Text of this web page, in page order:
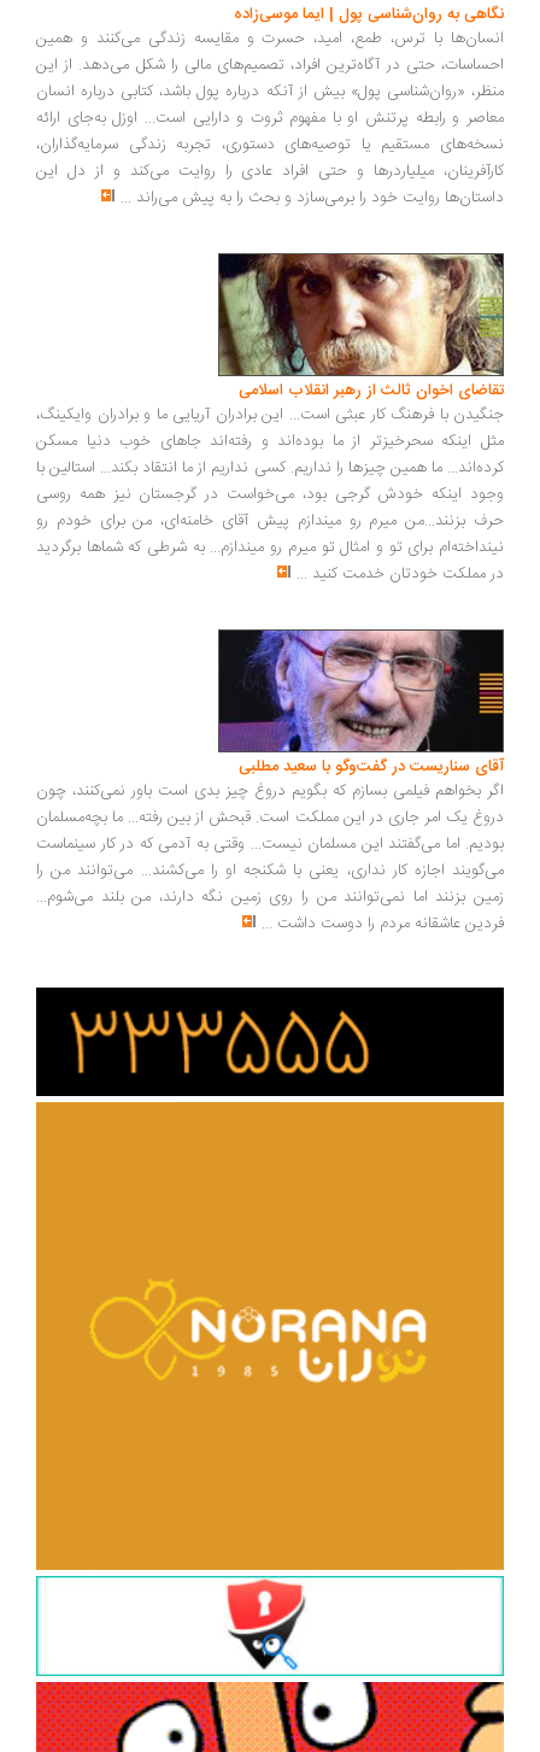
به روان‌شناسی پول | ایما موسی‌زاده
با ترس، طمع، امید، حسرت و مقایسه زندگی می‌کنند و همین
حتی در آگاه‌ترین افراد، تصمیم‌های مالی را شکل می‌دهد. از این
«روان‌شناسی پول» بیش از آنکه درباره پول باشد، کتابی درباره انسان
و رابطه پرتنش او با مفهوم ثروت و دارایی است... اوزل به‌جای ارائه
مستقیم یا توصیه‌های دستوری، تجربه زندگی سرمایه‌گذاران،
میلیاردرها و حتی افراد عادی را روایت می‌کند و از دل این
روایت خود را برمی‌سازد و بحث را به پیش می‌راند...
اخوان ثالث از رهبر انقلاب اسلامی
با فرهنگ کار عبثی است... این برادران آریایی ما و برادران وایکینگ،
اینکه سحرخیزتر از ما بوده‌اند و رفته‌اند جاهای خوب دنیا مسکن
ما همین چیزها را نداریم. کسی نداریم از ما انتقاد بکند... استالین با
اینکه خودش گرجی بود، می‌خواست در گرجستان نیز همه روسی
بزنند...من میرم رو میندازم پیش آقای خامنه‌ای، من برای خودم رو
برای تو و امثال تو میرم رو میندازم... به شرطی که شماها برگردید
مملکت خودتان خدمت کنید...
سناریست در گفت‌وگو با سعید مطلبی
بخواهم فیلمی بسازم که بگویم دروغ چیز بدی است باور نمی‌کنند، چون
یک امر جاری در این مملکت است. قبحش از بین رفته... ما بچه‌مسلمان
اما می‌گفتند این مسلمان نیست... وقتی به آدمی که در کار سینماست
اجازه کار نداری، یعنی با شکنجه او را می‌کشند... می‌توانند من را
بزنند اما نمی‌توانند من را روی زمین نگه دارند، من بلند می‌شوم...
عاشقانه مردم را دوست داشت ...